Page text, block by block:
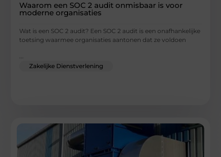
Waarom een SOC 2 audit onmisbaar is voor
moderne organisaties
Wat is een SOC 2 audit? Een SOC 2 audit is een onafhankelijke
toetsing waarmee organisaties aantonen dat ze voldoen
Zakelijke Dienstverlening